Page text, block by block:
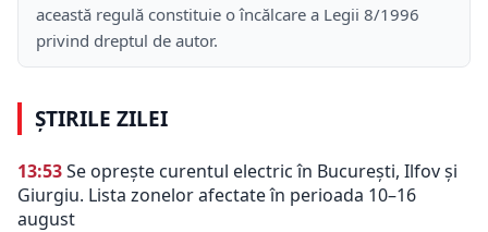
această regulă constituie o încălcare a Legii 8/1996
privind dreptul de autor.
ȘTIRILE ZILEI
13:53Se oprește curentul electric în București, Ilfov și
Giurgiu. Lista zonelor afectate în perioada 10–16
august